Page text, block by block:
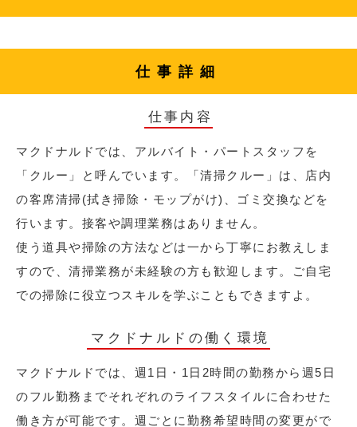
仕事詳細
仕事内容
マクドナルドでは、アルバイト・パートスタッフを
「クルー」と呼んでいます。「清掃クルー」は、店内
の客席清掃(拭き掃除・モップがけ)、ゴミ交換などを
行います。接客や調理業務はありません。
使う道具や掃除の方法などは一から丁寧にお教えしま
すので、清掃業務が未経験の方も歓迎します。ご自宅
での掃除に役立つスキルを学ぶこともできますよ。
マクドナルドの働く環境
マクドナルドでは、週1日・1日2時間の勤務から週5日
のフル勤務までそれぞれのライフスタイルに合わせた
働き方が可能です。週ごとに勤務希望時間の変更がで